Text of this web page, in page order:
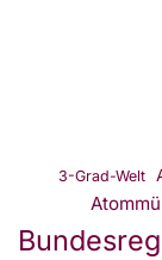
3-Grad-Welt